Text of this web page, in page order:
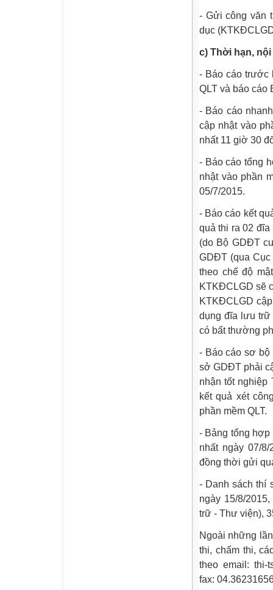
- Gửi công văn
dục
c) Thời hạn,
- Báo cáo trước
QLT và báo cáo
- Báo cáo
cập nhật vào
nhất 11 giờ 30
- Báo cáo tổng
nhật vào phần
05/7/2015.
- Báo cáo kết
quả thi ra 02
(do Bộ GDĐT
GDĐT (qua
theo chế độ
KTKĐCLGD sẽ
KTKĐCLGD
dụng đĩa lưu trữ
có bất thường
- Báo cáo sơ bộ
sở GDĐT phải
nhận tốt
kết quả xét
phần mềm QLT.
- Bảng tổng hợp
nhất ngày 07/
đồng thời gửi
- Danh sách thí
ngày 15/8/
trữ - Thư viện),
Ngoài những
thi, chấm thi,
theo email: thi-
fax: